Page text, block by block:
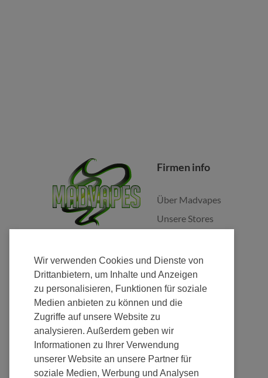
Wir verwenden Cookies und Dienste von
Drittanbietern, um Inhalte und Anzeigen
zu personalisieren, Funktionen für soziale
Medien anbieten zu können und die
Zugriffe auf unsere Website zu
analysieren. Außerdem geben wir
Informationen zu Ihrer Verwendung
unserer Website an unsere Partner für
soziale Medien, Werbung und Analysen
Firmen info
Über Madvapes
Unsere Stores
Franchise
Fulfillment
Nachhaltigkeit
Zahlung